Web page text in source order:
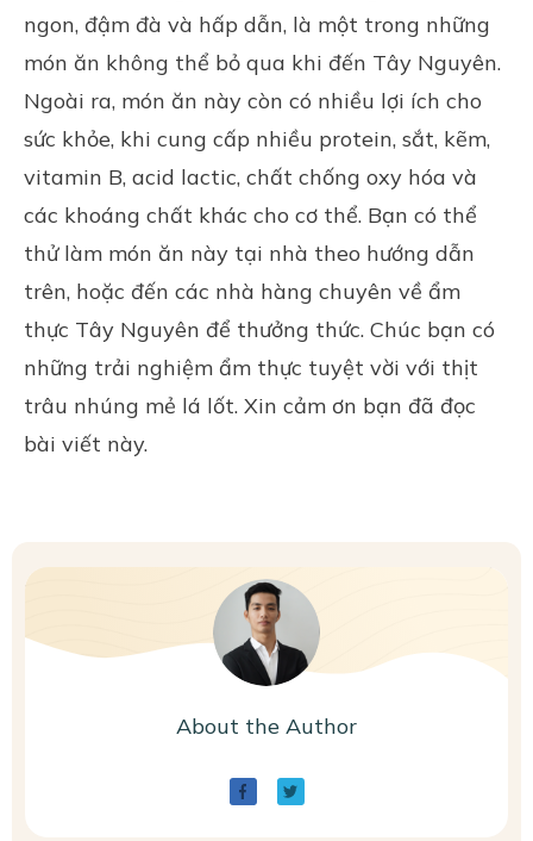
ngon, đậm đà và hấp dẫn, là một trong những
món ăn không thể bỏ qua khi đến Tây Nguyên.
Ngoài ra, món ăn này còn có nhiều lợi ích cho
sức khỏe, khi cung cấp nhiều protein, sắt, kẽm,
vitamin B, acid lactic, chất chống oxy hóa và
các khoáng chất khác cho cơ thể. Bạn có thể
thử làm món ăn này tại nhà theo hướng dẫn
trên, hoặc đến các nhà hàng chuyên về ẩm
thực Tây Nguyên để thưởng thức. Chúc bạn có
những trải nghiệm ẩm thực tuyệt vời với thịt
trâu nhúng mẻ lá lốt. Xin cảm ơn bạn đã đọc
bài viết này.
About the Author